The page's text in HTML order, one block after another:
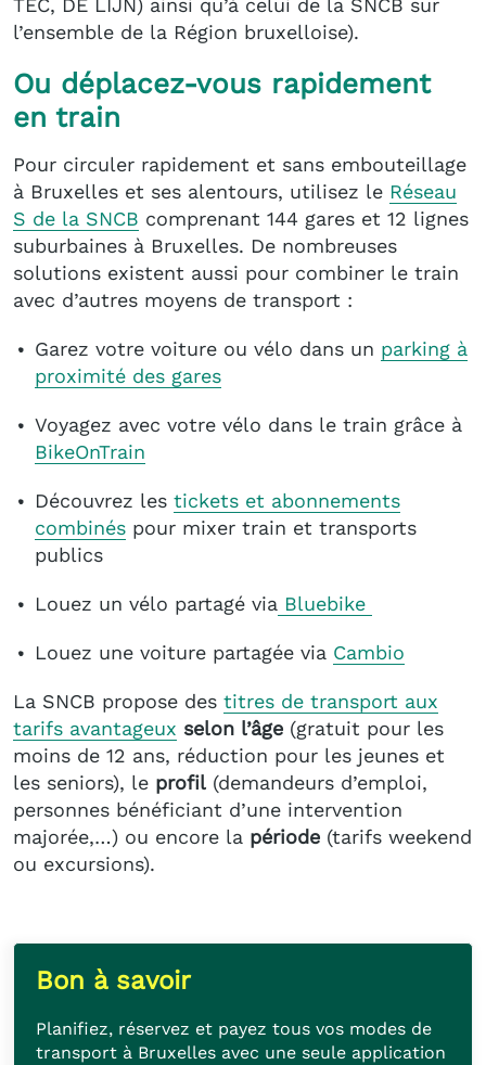
Bon à savoir
Planifiez, réservez et payez tous vos modes de
transport à Bruxelles avec une seule application
TEC, DE LIJN) ainsi qu’à celui de la SNCB sur
l’ensemble de la Région bruxelloise).
Ou déplacez-vous rapidement
en train
Pour circuler rapidement et sans embouteillage
à Bruxelles et ses alentours, utilisez le Réseau
S de la SNCB comprenant 144 gares et 12 lignes
suburbaines à Bruxelles. De nombreuses
solutions existent aussi pour combiner le train
avec d’autres moyens de transport :
Garez votre voiture ou vélo dans un parking à
proximité des gares
Voyagez avec votre vélo dans le train grâce à
BikeOnTrain
Découvrez les tickets et abonnements
combinés pour mixer train et transports
publics
Louez un vélo partagé via Bluebike
Louez une voiture partagée via Cambio
La SNCB propose des titres de transport aux
tarifs avantageux selon l’âge (gratuit pour les
moins de 12 ans, réduction pour les jeunes et
les seniors), le profil (demandeurs d’emploi,
personnes bénéficiant d’une intervention
majorée,…) ou encore la période (tarifs weekend
ou excursions).